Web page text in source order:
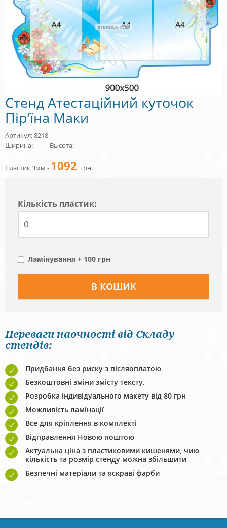
Стенд Атестаційний куточок
Пір’їна Маки
Артикул: 8218
Ширина:
Высота:
Пластик 3мм - 1092 грн.
Кiлькiсть пластик:
Ламінування + 100 грн
Переваги наочності від Складу
стендів:
Придбання без риску з післяоплатою
Безкоштовні зміни змісту тексту.
Розробка індивідуального макету від 80 грн
Можливість ламінації
Все для кріплення в комплекті
Відправлення Новою поштою
Актуальна ціна з пластиковими кишенями, чию
кількість та розмір стенду можна збільшити
Безпечні матеріали та яскраві фарби